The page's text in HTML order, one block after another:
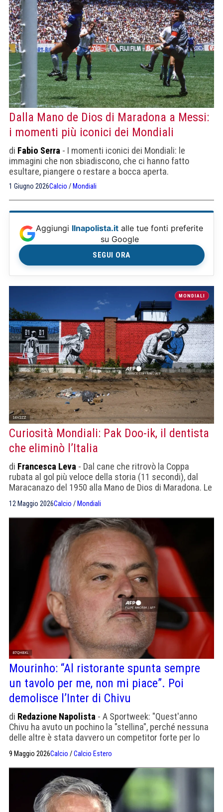
Dalla Mano de Dios di Maradona a Messi:
i momenti più iconici dei Mondiali
di Fabio Serra - I momenti iconici dei Mondiali: le
immagini che non sbiadiscono, che ci hanno fatto
esultare, piangere o restare a bocca aperta.
1 Giugno 2026Calcio / Mondiali
Aggiungi Ilnapolista.it alle tue fonti preferite
su Google
SEGUI ORA
MONDIALI
Curiosità Mondiali: Pak Doo-ik, il dentista
che eliminò l’Italia
di Francesca Leva - Dal cane che ritrovò la Coppa
rubata al gol più veloce della storia (11 secondi), dal
Maracanazo del 1950 alla Mano de Dios di Maradona. Le
Mondo, alla vigilia del torneo 2026 in USA, Canada e
Messico.
12 Maggio 2026Calcio / Mondiali
Mourinho: “Al ristorante spunta sempre
un tavolo per me, non mi piace”. Poi
demolisce l’Inter di Chivu
di Redazione Napolista - A Sportweek: "Quest'anno
Chivu ha avuto un pochino la "stellina", perché nessuna
delle altre è stata davvero un competitor forte per lo
9 Maggio 2026Calcio /Calcio Estero